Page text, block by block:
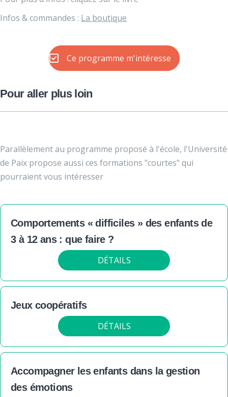
Infos & commandes : La boutique
Ce programme m'intéresse
Pour aller plus loin
Parallèlement au programme proposé à l'école, l'Université
de Paix propose aussi ces formations "courtes" qui
pourraient vous intéresser
Comportements « difficiles » des enfants de
3 à 12 ans : que faire ?
DÉTAILS
Jeux coopératifs
DÉTAILS
Accompagner les enfants dans la gestion
des émotions